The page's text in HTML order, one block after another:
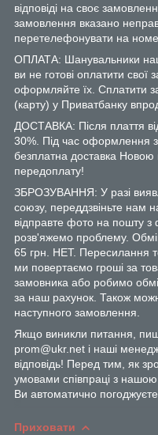
відповіді на своє
замовлення вказано
перетелефонувати на
ОПЛАТА: Шанувальники
ви не готові оплатити свої
оформляйте їх. Сплатити
(карту) у Приватбанку
ДОСТАВКА: Після плаття
30%. Під час оформлення
безплатна доставка
передоплату!
ЗБРОЗУВАННЯ: У разі
союзу, переддзвіньте нам
відправте фото на пошту з
розв'яжемо проблему.
65 грн. НЕТ. Пересилання
ми повертаємо гроші за
замовника або робимо
за наш рахунок. Також
наступного замовлення.
Якщо виникли питання,
prom@ukr.net і наші
відповідь! Перед тим, як
умовами співпраці з
Ви автоматично
Приховати